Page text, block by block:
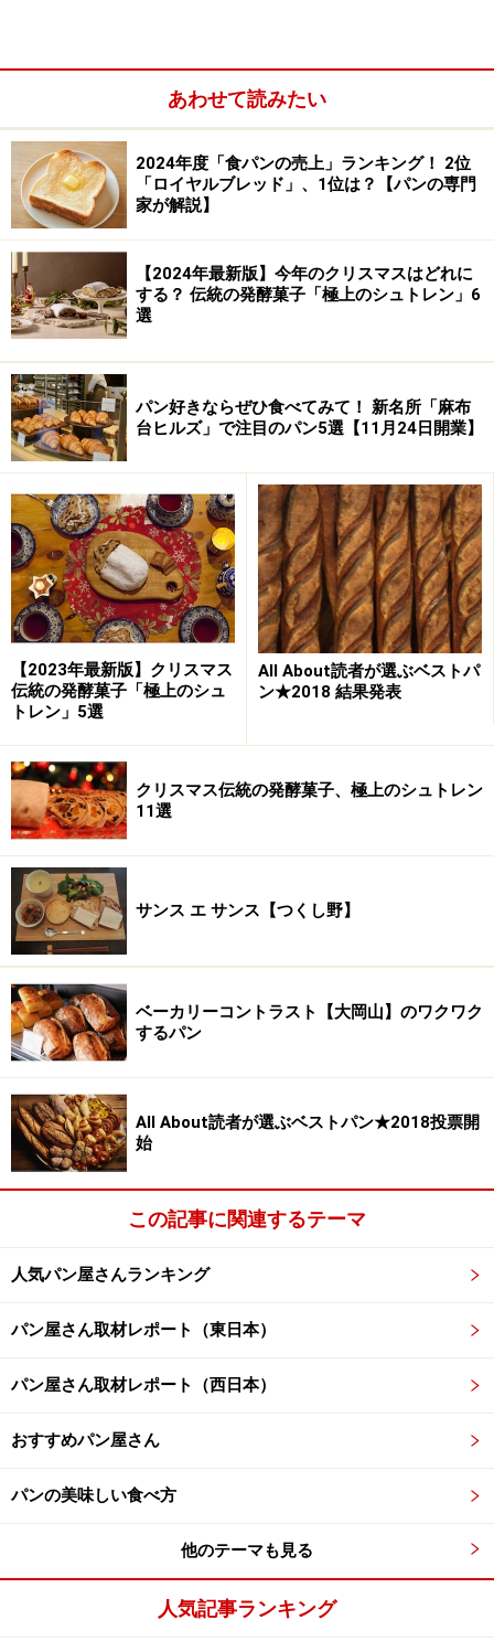
そんなVIRONの愉しみ方をあらためて、ご紹介します。
ヴィエノワズリ各種
※記事内容は執筆時点のものです。最新の内容をご確認くださ
い。
※メニューや料金などのデータは、取材時または記事公開時点で
の内容です。
1/4 次のページへ
あわせて読みたい
2024年度「食パンの売上」ランキング！ 2位
「ロイヤルブレッド」、1位は？【パンの専門
家が解説】
【2024年最新版】今年のクリスマスはどれに
する？ 伝統の発酵菓子「極上のシュトレン」6
選
パン好きならぜひ食べてみて！ 新名所「麻布
台ヒルズ」で注目のパン5選【11月24日開業】
【2023年最新版】クリスマス
伝統の発酵菓子「極上のシュ
トレン」5選
All About読者が選ぶベストパ
ン★2018 結果発表
クリスマス伝統の発酵菓子、極上のシュトレン
11選
サンス エ サンス【つくし野】
ベーカリーコントラスト【大岡山】のワクワク
するパン
All About読者が選ぶベストパン★2018投票開
始
この記事に関連するテーマ
人気パン屋さんランキング
パン屋さん取材レポート（東日本）
パン屋さん取材レポート（西日本）
おすすめパン屋さん
パンの美味しい食べ方
他のテーマも見る
人気記事ランキング